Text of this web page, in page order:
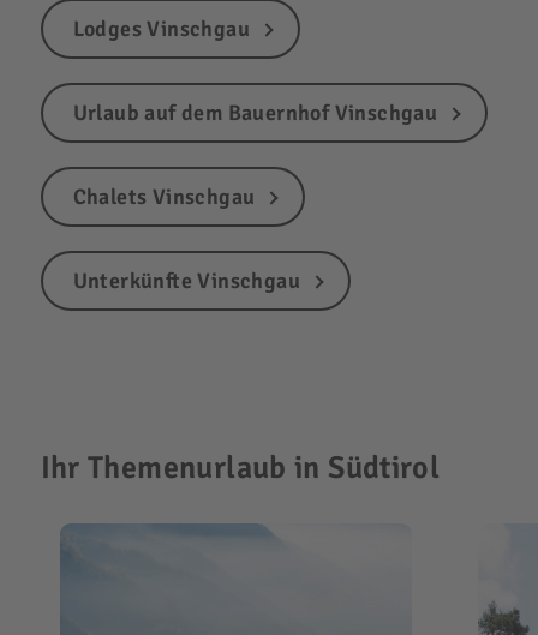
Lodges Vinschgau
Urlaub auf dem Bauernhof Vinschgau
Chalets Vinschgau
Unterkünfte Vinschgau
Ihr Themenurlaub in Südtirol